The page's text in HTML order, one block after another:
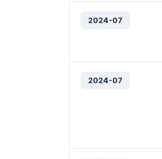
2024-07
2024-07